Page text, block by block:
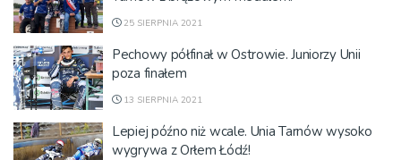
25 SIERPNIA 2021
Pechowy półfinał w Ostrowie. Juniorzy Unii
poza finałem
13 SIERPNIA 2021
Lepiej późno niż wcale. Unia Tarnów wysoko
wygrywa z Orłem Łódź!